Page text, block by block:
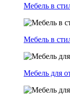
Мебель в
Мебель в
Мебель для